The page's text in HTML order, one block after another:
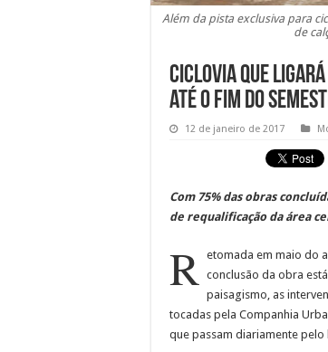
Além da pista exclusiva para
de
Ciclovia que ligará
até o fim do
12 de janeiro de 2017
Com 75% das obras
de requalificação da área
R etomada em maio do
conclusão da obra
paisagismo, as
tocadas pela Companhia
que passam diariamente pelo